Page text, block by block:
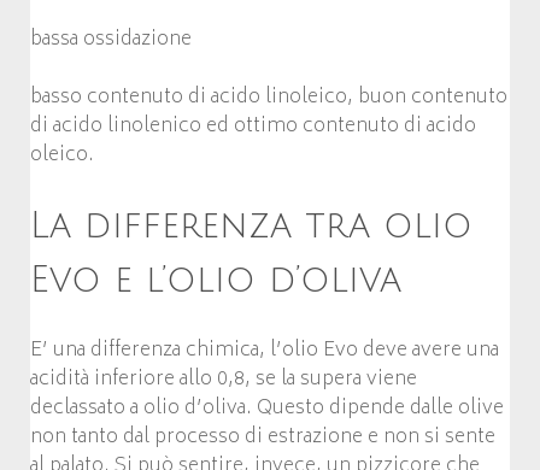
bassa ossidazione
basso contenuto di acido linoleico, buon contenuto
di acido linolenico ed ottimo contenuto di acido
oleico.
La differenza tra olio
Evo e l’olio d’oliva
E’ una differenza chimica, l’olio Evo deve avere una
acidità inferiore allo 0,8, se la supera viene
declassato a olio d’oliva. Questo dipende dalle olive
non tanto dal processo di estrazione e non si sente